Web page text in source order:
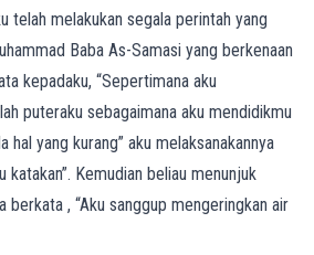
telah melakukan segala perintah yang
Baba As-Samasi yang berkenaan
kepadaku, “Sepertimana aku
puteraku sebagaimana aku mendidikmu
hal yang kurang” aku melaksanakannya
Kemudian beliau menunjuk
berkata , “Aku sanggup mengeringkan air